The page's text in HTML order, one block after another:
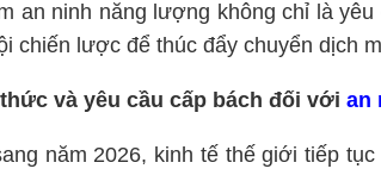
an ninh năng lượng không chỉ là
chiến lược để thúc đẩy chuyển dịch
và yêu cầu cấp bách đối với an
năm 2026, kinh tế thế giới tiếp